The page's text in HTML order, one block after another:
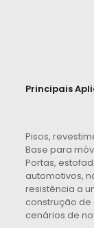
Principais
Pisos,
Base para
Portas,
automotivos,
resistência a
construção
cenários de